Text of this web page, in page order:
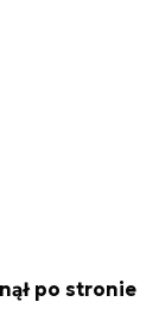
po stronie